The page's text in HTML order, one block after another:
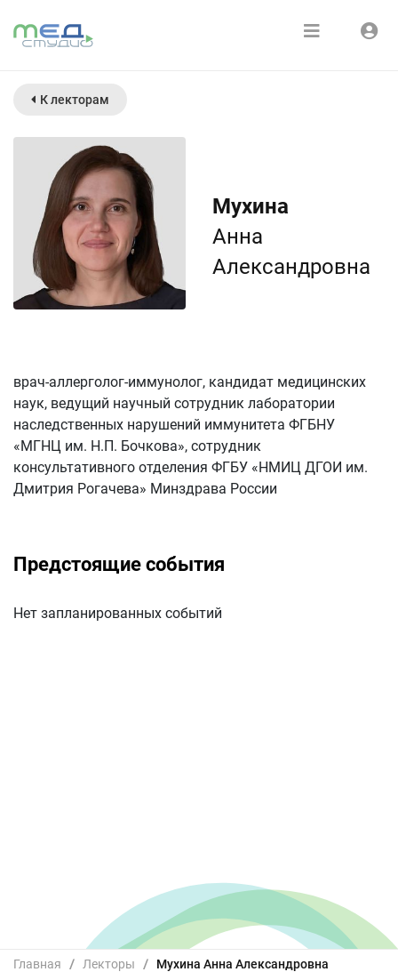
О нас
К лекторам
Мухина
Анна
Александровна
врач-аллерголог-иммунолог, кандидат медицинских
наук, ведущий научный сотрудник лаборатории
наследственных нарушений иммунитета ФГБНУ
«МГНЦ им. Н.П. Бочкова», сотрудник
консультативного отделения ФГБУ «НМИЦ ДГОИ им.
Дмитрия Рогачева» Минздрава России
Предстоящие события
Нет запланированных событий
Главная / Лекторы / Мухина Анна Александровна